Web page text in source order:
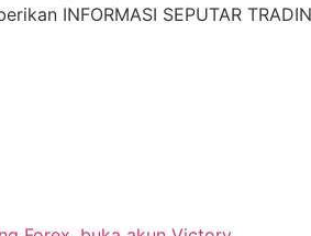
INFORMASI SEPUTAR